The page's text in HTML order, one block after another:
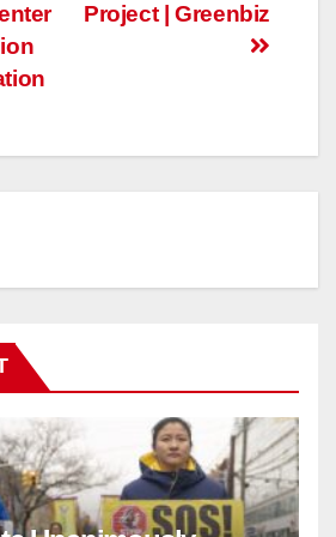
Project | Greenbiz